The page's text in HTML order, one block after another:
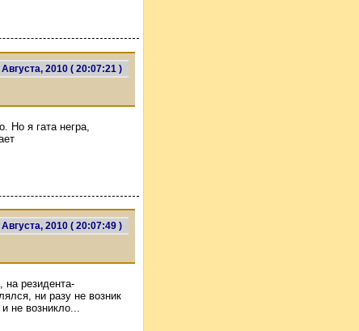
2010 ( 20:07:21 )
Но я гата негра,
2010 ( 20:07:49 )
на резидента-
ни разу не возник
не возникло...